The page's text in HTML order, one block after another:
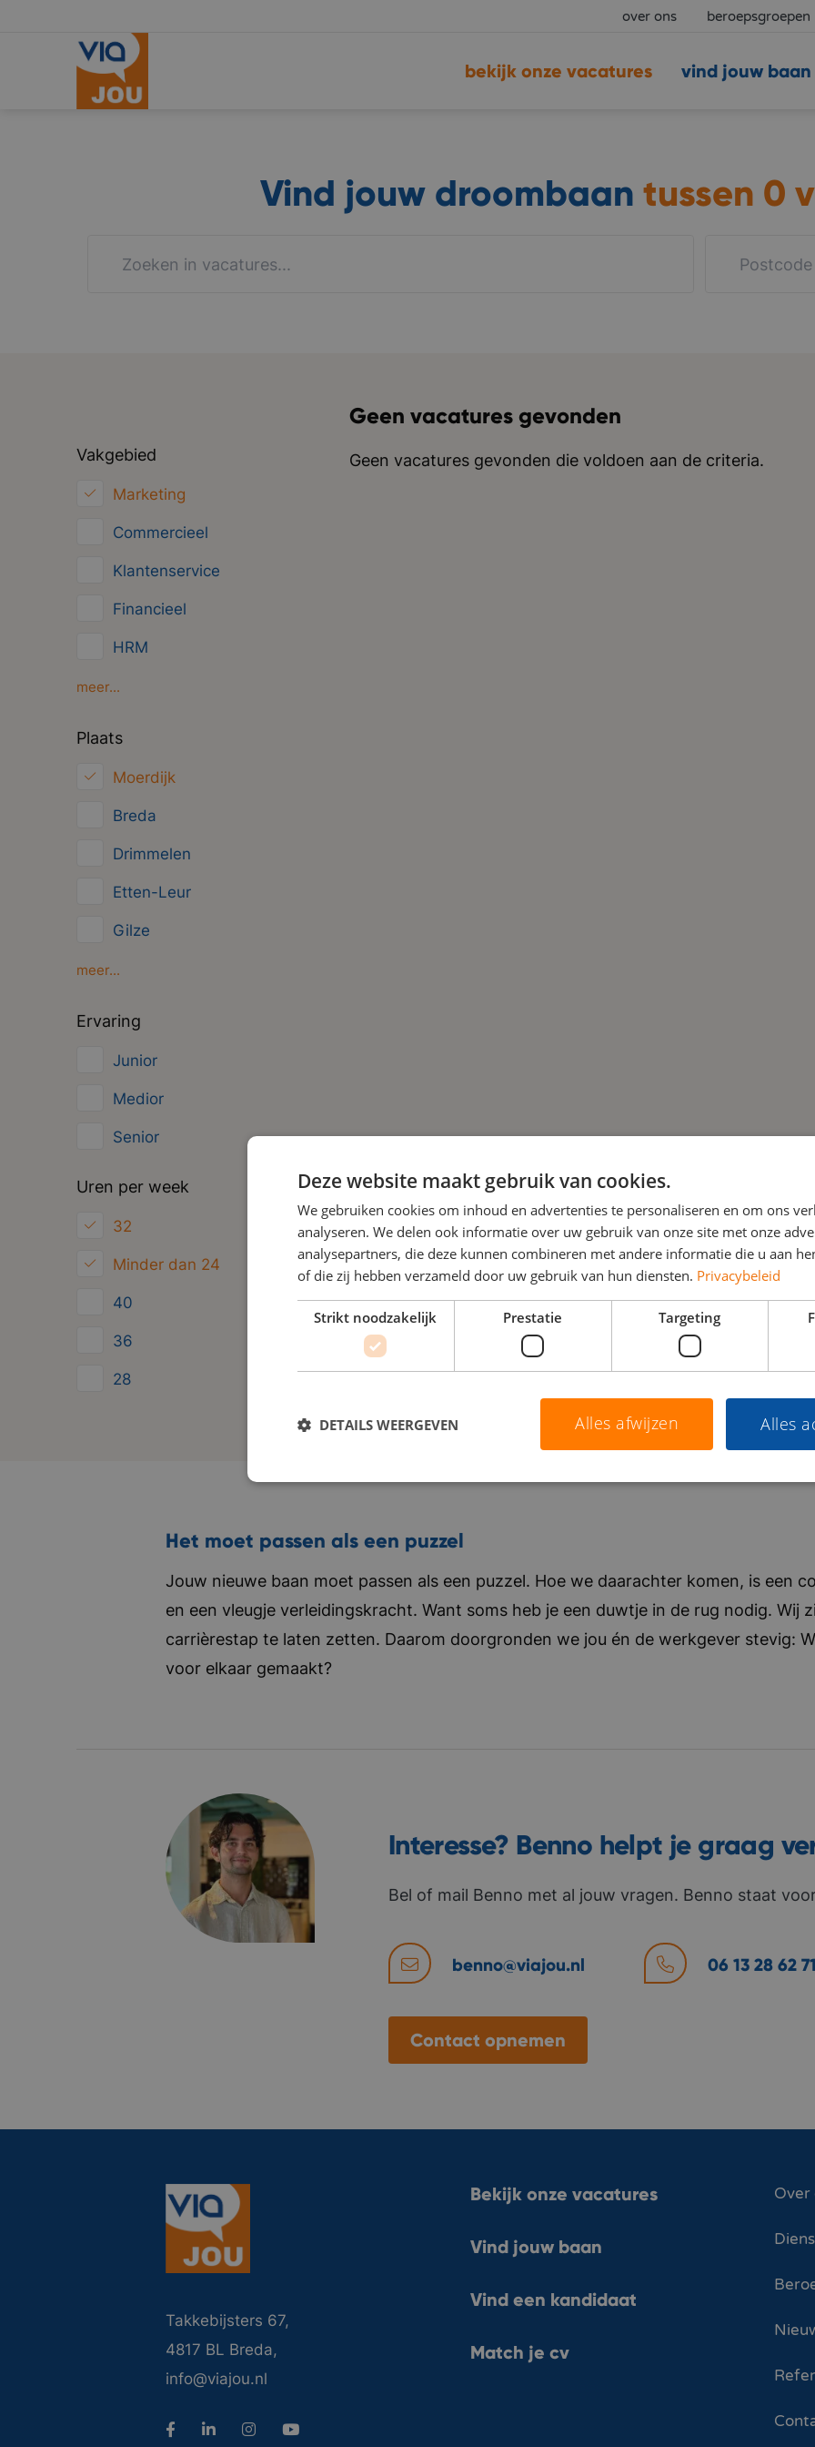
over ons beroepsgroepen
vind jouw baan
bekijk onze vacatures
Vind jouw droombaan tussen 0
Vakgebied
Marketing
Commercieel
Klantenservice
Financieel
HRM
Inkoop/Logistiek
meer...
Plaats
Moerdijk
Breda
Drimmelen
Etten-Leur
Gilze
Oosterhout
meer...
Ervaring
Junior
Medior
Senior
Uren per week
32
Minder dan 24
40
36
28
Geen vacatures gevonden
Geen vacatures gevonden die voldoen aan de criteria.
Het moet passen als een puzzel
Jouw nieuwe baan moet passen als een puzzel. Hoe we daarachter komen, is een
en een vleugje verleidingskracht. Want soms heb je een duwtje in de rug nodig. Wij
carrièrestap te laten zetten. Daarom doorgronden we jou én de werkgever stevig:
voor elkaar gemaakt?
Interesse? Benno helpt je graag
Bel of mail Benno met al jouw vragen. Benno staat
benno@viajou.nl 06 13 28 62 71
Contact opnemen
Takkebijsters 67,
4817 BL Breda,
info@viajou.nl
Bekijk onze vacatures
Vind jouw baan
Vind een kandidaat
Match je cv
Over
Deze website maakt gebruik van cookies.
We gebruiken cookies om inhoud en advertenties te personaliseren en om ons
analyseren. We delen ook informatie over uw gebruik van onze site met onze
analysepartners, die deze kunnen combineren met andere informatie die u aan
of die zij hebben verzameld door uw gebruik van hun diensten. Privacybeleid
Strikt noodzakelijk Prestatie Targeting
Alles
Alles afwijzen
DETAILS WEERGEVEN